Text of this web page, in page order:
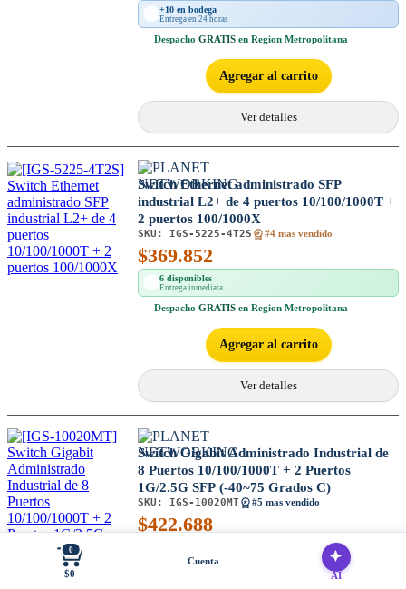
+10 en bodega
Entrega en 24 horas
Despacho GRATIS en Region Metropolitana
Agregar al carrito
Ver detalles
Switch Ethernet administrado SFP
industrial L2+ de 4 puertos 10/100/1000T +
2 puertos 100/1000X
SKU: IGS-5225-4T2S #4 mas vendido
$369.852
6 disponibles
Entrega inmediata
Despacho GRATIS en Region Metropolitana
Agregar al carrito
Ver detalles
Switch Gigabit Administrado Industrial de
8 Puertos 10/100/1000T + 2 Puertos
1G/2.5G SFP (-40~75 Grados C)
SKU: IGS-10020MT #5 mas vendido
$422.688
Entrega inmediata
0
$0
Cuenta
AI